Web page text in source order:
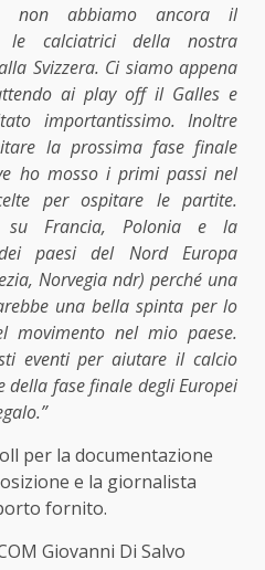
non abbiamo ancora il
le calciatrici della nostra
Svizzera. Ci siamo appena
ai play off il Galles e
importantissimo. Inoltre
la prossima fase finale
ho mosso i primi passi nel
per ospitare le partite.
su Francia, Polonia e la
paesi del Nord Europa
Norvegia ndr) perché una
una bella spinta per lo
movimento nel mio paese.
eventi per aiutare il calcio
della fase finale degli Europei
per la documentazione
e la giornalista
fornito.
Giovanni Di Salvo